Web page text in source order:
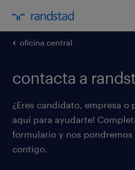
oficina central
contacta a
¿Eres candidato, empresa o
aquí para ayudarte!
formulario y nos
contigo.